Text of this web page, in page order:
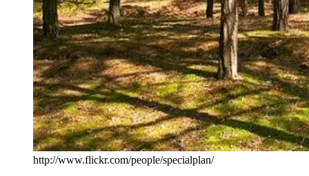
http://www.flickr.com/people/specialplan/